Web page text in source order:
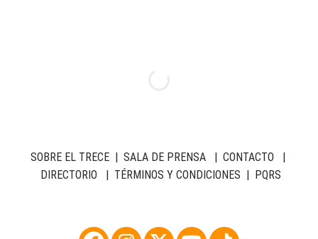
SOBRE EL TRECE| SALA DE PRENSA| CONTACTO |
DIRECTORIO | TÉRMINOS Y CONDICIONES | PQRS